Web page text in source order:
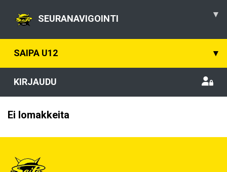
SEURANAVIGOINTI ▾
SAIPA U12 ▾
KIRJAUDU
Ei lomakkeita